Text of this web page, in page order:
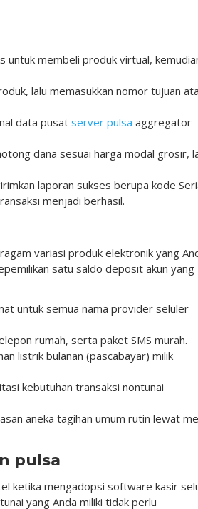
untuk membeli produk virtual,
lalu memasukkan nomor tujuan
data pusatserver pulsa aggregator
dana sesuai harga modal grosir,
laporan sukses berupa kode
menjadi berhasil.
variasi produk elektronik yang
satu saldo deposit akun yang
untuk semua nama provider seluler
rumah, serta paket SMS murah.
listrik bulanan (pascabayar) milik
kebutuhan transaksi nontunai
aneka tagihan umum rutin lewat
pulsa
ketika mengadopsi software kasir
yang Anda miliki tidak perlu